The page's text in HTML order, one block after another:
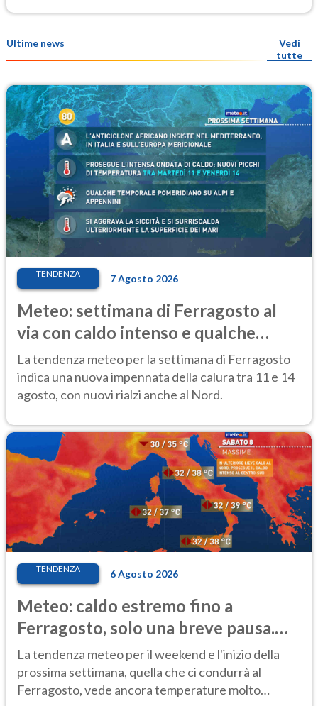
Ultime news
Vedi
tutte
TENDENZA 7 Agosto 2026
Meteo: settimana di Ferragosto al
via con caldo intenso e qualche
temporale
La tendenza meteo per la settimana di Ferragosto
indica una nuova impennata della calura tra 11 e 14
agosto, con nuovi rialzi anche al Nord.
TENDENZA 6 Agosto 2026
Meteo: caldo estremo fino a
Ferragosto, solo una breve pausa.
Ecco dove
La tendenza meteo per il weekend e l'inizio della
prossima settimana, quella che ci condurrà al
Ferragosto, vede ancora temperature molto